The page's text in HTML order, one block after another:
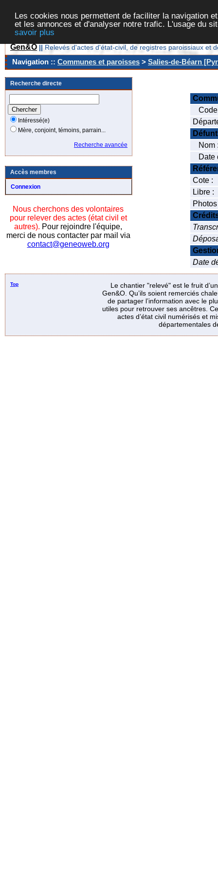
Les cookies nous permettent de faciliter la navigation
et les annonces et d'analyser notre trafic. L'usage du
savoir plus
Gen&O || Relevés d'actes d'état-civil, de registres paroissiaux et
Navigation :: Communes et paroisses > Salies-de-Béarn
Recherche directe
Intéressé(e)
Mère, conjoint, témoins, parrain...
Recherche avancée
Accès membres
Connexion
Nous cherchons des volontaires
pour relever des actes (état civil et
autres). Pour rejoindre l'équipe,
merci de nous contacter par mail via
contact@geneoweb.org
Défunt
Nom
Date
Cote :
Libre :
Date
Top
Le chantier "relevé" est le fruit
Gen&O. Qu’ils soient remerciés
de partager l’information avec le
utiles pour retrouver ses ancêtres.
actes d’état civil numérisés et
départementales